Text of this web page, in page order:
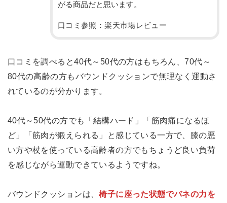
がる商品だと思います。
口コミ参照：楽天市場レビュー
口コミを調べると40代～50代の方はもちろん、70代～
80代の高齢の方もバウンドクッションで無理なく運動さ
れているのが分かります。
40代～50代の方でも「結構ハード」「筋肉痛になるほ
ど」「筋肉が鍛えられる」と感じている一方で、膝の悪
い方や杖を使っている高齢者の方でもちょうど良い負荷
を感じながら運動できているようですね。
バウンドクッションは、椅子に座った状態でバネの力を